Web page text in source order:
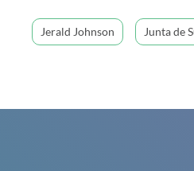
Jerald Johnson Junta de